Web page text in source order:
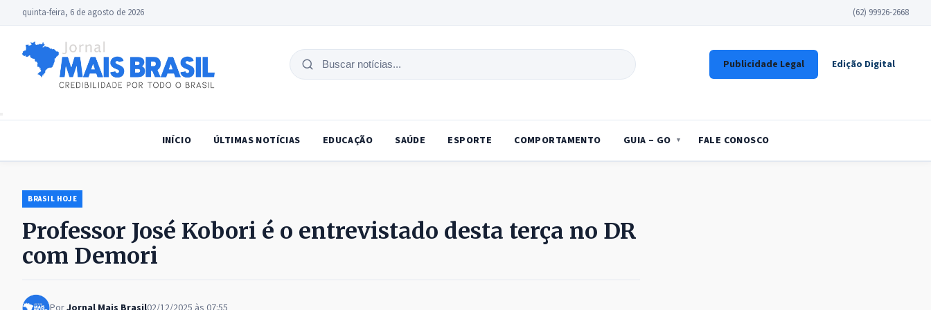
quinta-feira, 6 de agosto de 2026 (62) 99926-2668
Buscar
Publicidade Legal Edição Digital
INÍCIO ÚLTIMAS NOTÍCIAS EDUCAÇÃO SAÚDE ESPORTE COMPORTAMENTO GUIA – GO FALE CONOSCO
BRASIL HOJE
Professor José Kobori é o entrevistado desta terça no DR
com Demori